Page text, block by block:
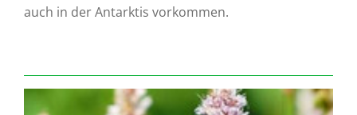
auch in der Antarktis vorkommen.